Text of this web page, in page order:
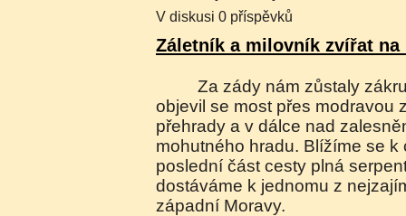
V diskusi 0 příspěvků
Záletník a milovník zvířat na
Za zády nám zůstaly zákruty úzké lesní silnice,
objevil se most přes modravou
přehrady a v dálce nad
mohutného hradu. Blížíme se k
poslední část cesty plná
dostáváme k jednomu z
západní Moravy.